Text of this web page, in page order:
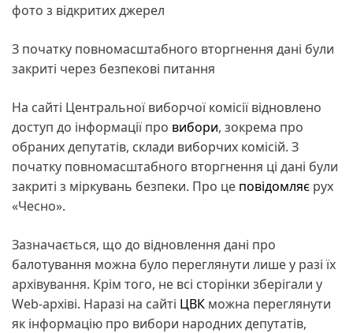
фото з відкритих джерел
З початку повномасштабного вторгнення дані були
закриті через безпекові питання
На сайті Центральної виборчої комісії відновлено
доступ до інформації про вибори, зокрема про
обраних депутатів, склади виборчих комісій. З
початку повномасштабного вторгнення ці дані були
закриті з міркувань безпеки. Про це повідомляє рух
«Чесно».
Зазначається, що до відновлення дані про
балотування можна було переглянути лише у разі їх
архівування. Крім того, не всі сторінки зберігали у
Web-архіві. Наразі на сайті ЦВК можна переглянути
як інформацію про вибори народних депутатів,